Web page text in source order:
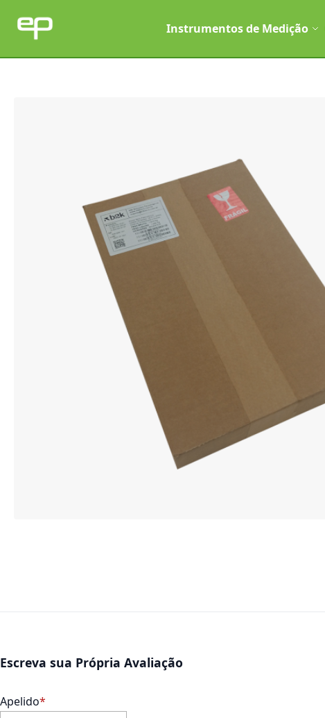
Pular para o conteúdo
Instrumentos de Medição
Escreva sua Própria Avaliação
Apelido